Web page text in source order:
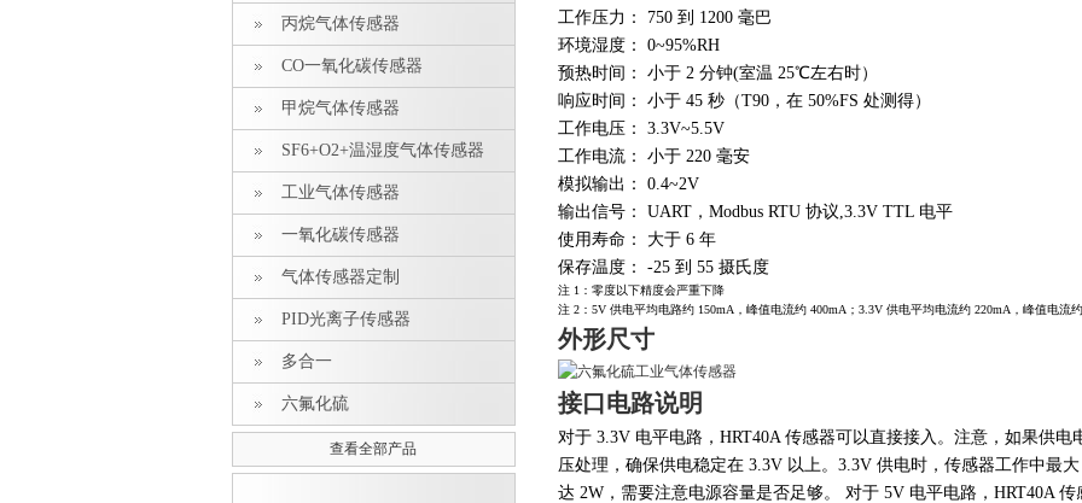
丙烷气体传感器
CO一氧化碳传感器
甲烷气体传感器
SF6+O2+温湿度气体传感器
工业气体传感器
一氧化碳传感器
气体传感器定制
PID光离子传感器
多合一
六氟化硫
查看全部产品
工作压力： 750 到 1200 毫巴
环境湿度： 0~95%RH
预热时间： 小于 2 分钟(室温 25℃左右时）
响应时间： 小于 45 秒（T90 ，在 50%FS 处测得）
工作电压： 3.3V~5.5V
工作电流： 小于 220 毫安
模拟输出： 0.4~2V
输出信号： UART ， Modbus RTU 协议,3.3V TTL 电平
使用寿命： 大于 6 年
保存温度： -25 到 55 摄氏度
注 1：零度以下精度会严重下降
注 2：5V 供电平均电路约 150mA，峰值电流约 400mA；3.3V 供电平均电流约 220mA，峰值电流
外形尺寸
接口电路说明
对于 3.3V 电平电路， HRT40A 传感器可以直接接入。注意，如果供电
压处理，确保供电稳定在 3.3V 以上。 3.3V 供电时，传感器工作中最
达 2W ，需要注意电源容量是否足够。 对于 5V 电平电路， HRT40A 传